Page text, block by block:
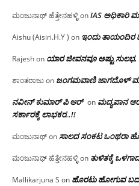
ಮಂಜುನಾಥ್ ಹೆತ್ತೇನಹಳ್ಳಿonIAS ಅಧಿಕಾರಿ
Aishu (Aisiri.H.Y ) on ಇಂದು ತಾಯಂದಿರ
Rajeshon ಯಾರ ಜೀವನವೂ ಅಷ್ಟು ಸುಲಭ,
ಶಾಂತರಾಜುon ಜಂಗಮವಾಣಿ ಜಾಗದೊಳ್
ನವೀನ್ ಕುಮಾರ್ ಪಿ ಆರ್ on ಮದ್ಯಪಾನ
ಸರ್ಕಾರಕ್ಕೆ ಲಾಭಕರ..!!
ಮಂಜುನಾಥ್onಸಾಲದ ಸಂಕಟ ಒಂಥರಾ
ಮಂಜುನಾಥ್ ಹೆತ್ತೇನಹಳ್ಳಿon ತುಳಿತಕ್ಕೆ
Mallikarjuna S on ಹೊರಟು ಹೋಗುವ